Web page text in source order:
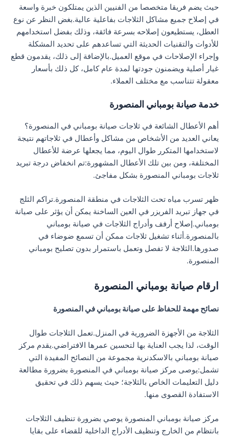
حيث يضم فريقا متخصصا من الفنيين الذين يمتلكون خبرة واسعة
في إصلاح جميع مشاكل الثلاجات بفاعلية عالية.بغض النظر عن نوع
العطل، يستطيعون إصلاحه بسرعة فائقة، وذلك بفضل استخدامهم
للأدوات والتقنيات الحديثة التي تساعدهم على تحديد المشكلة
وإجراء الإصلاحات في موقع العميل.بالإضافة إلى ذلك، يقدمون قطع
غيار أصلية ويضمنون جودتها لمدة عام كامل، كل ذلك بأسعار
معقولة تتناسب مع مختلف العملاء.
خدمة صيانة بومباني المنصورة
أهم الأعطال الشائعة في ثلاجات صيانة بومباني في المنصورة؟
يعاني العديد من الأشخاص من مشاكل وأعطال في ثلاجاتهم نتيجة
لاستخدامها المتكرر طوال اليوم، مما يجعلها عرضة للأعطال
المختلفة، ومن بين تلك الأعطال المشهورة:تم انخفاض درجة تبريد
ثلاجات بومباني المنصورة بشكل مفاجئ.
ظهر تسرب مياه تحت الثلاجات في منطقة المنصورة.تراكم الثلج
في جهاز تبريد الفريزر في العين الساخنة يمكن أن يؤثر على صيانة
بومباني.إصلاح أرفف وأدراج الثلاجات في صيانة بومباني
بالمنصورة.أثناء تشغيل ثلاجات ممكن أن تسمع ضوضاء في
صدورها.الثلاجة لا تفصل وتعمل باستمرار بدون تصليح بومباني
المنصورة.
ارقام صيانة بومباني المنصورة
نصائح مهمة للحفاظ على صيانة بومباني في المنصورة
الثلاجة من الأجهزة الضرورية في المنزل.تعمل الثلاجات طوال
الوقت، لذا يجب العناية بها لتحسين عمرها الافتراضي.يقدم مركز
صيانة بومباني بالاسكدنرية مجموعة من النصائح المفيدة التي
تشمل:يوصى مركز صيانة بومباني في المنصورة بضرورة مطالعة
دليل التعليمات الخاص بالثلاجة؛ حيث يسهم ذلك في تحقيق
الاستفادة القصوى منها.
مركز صيانة بومباني المنصورة يوصي بضرورة تنظيف الثلاجات
بانتظام من الخارج وتنظيف الأدراج الداخلية للقضاء على بقايا